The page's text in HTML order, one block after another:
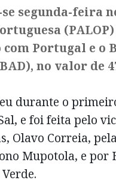
segunda-feira
Portugal e o
no valor de
durante o
e foi feita pelo
Olavo Correia,
Mupotola, e por